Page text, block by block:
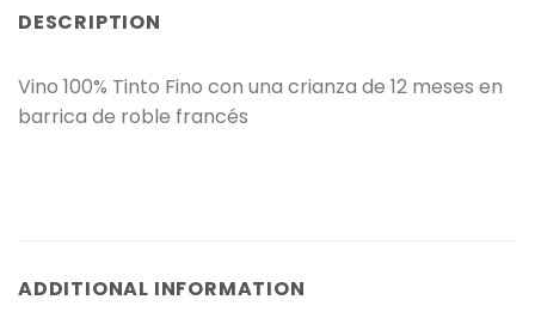
DESCRIPTION
Vino 100% Tinto Fino con una crianza de 12 meses en
barrica de roble francés
ADDITIONAL INFORMATION